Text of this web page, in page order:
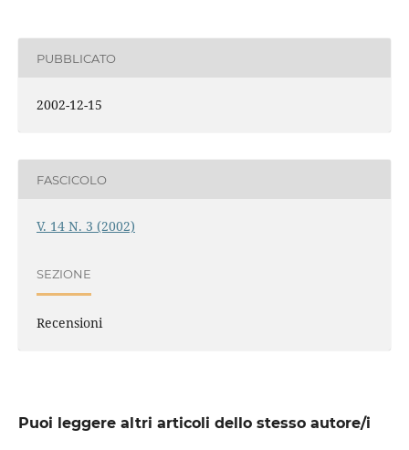
PUBBLICATO
2002-12-15
FASCICOLO
V. 14 N. 3 (2002)
SEZIONE
Recensioni
Puoi leggere altri articoli dello stesso autore/i